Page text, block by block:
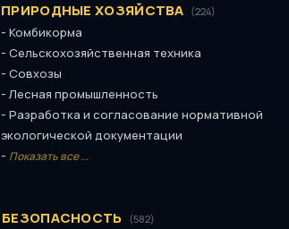
ПРИРОДНЫЕ ХОЗЯЙСТВА (224)
- Комбикорма
- Сельскохозяйственная техника
- Совхозы
- Лесная промышленность
- Разработка и согласование нормативной
экологической документации
- Показать все ...
БЕЗОПАСНОСТЬ (582)